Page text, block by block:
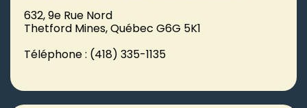
632, 9e Rue Nord
Thetford Mines, Québec G6G 5K1
Téléphone : (418) 335-1135